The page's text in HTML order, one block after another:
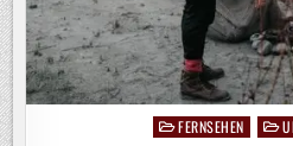
PostedFERNSEHEN